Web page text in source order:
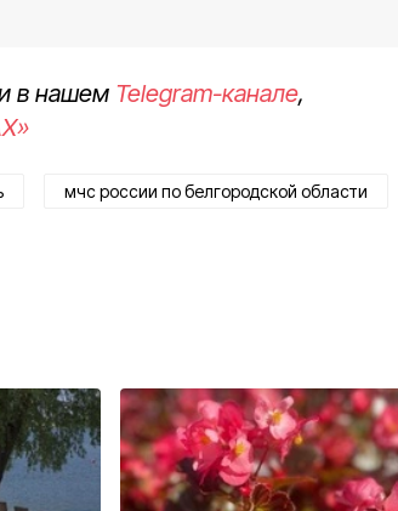
в нашем Telegram-канале,
мчс россии по белгородской области